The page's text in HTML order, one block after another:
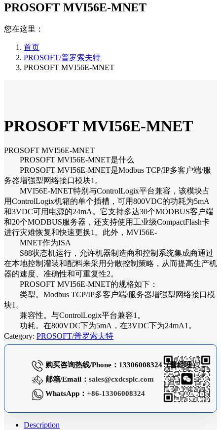
PROSOFT MVI56E-MNET
您在这里：
首页
PROSOFT/普罗索夫特
PROSOFT MVI56E-MNET
PROSOFT MVI56E-MNET
PROSOFT MVI56E-MNET
PROSOFT MVI56E-MNET是什么
PROSOFT MVI56E-MNET是Modbus TCP/IP多客户端/服
务器增强型网络接口模块1。
MVI56E-MNET特别与ControlLogix平台兼容，该模块占
用ControlLogix机箱的单个插槽，可用800VDC的功耗为5mA
和3VDC可用电源的24mA。它支持多达30个MODBUS客户端
和20个MODBUS服务器，还支持使用工业级CompactFlash卡
进行灾难恢复和快速更换1。此外，MVI56E-
MNET作为ISA
S88状态机运行，允许机器制造商和控制系统集成商通过
在本地控制灌装和配料来采用分散控制策略，从而提高生产机
器的速度、准确性和可重复性2。
PROSOFT MVI56E-MNET的规格如下：
类型。Modbus TCP/IP多客户端/服务器增强型网络接口模
块1。
兼容性。与ControlLogix平台兼容1。
功耗。在800VDC下为5mA，在3VDC下为24mA1。
Category: PROSOFT/普罗索夫特
购买咨询热线/Phone：13306008324（曹经理）
邮箱/Email： sales@cxdcsplc.com
WhatsApp： +86-13306008324
Description